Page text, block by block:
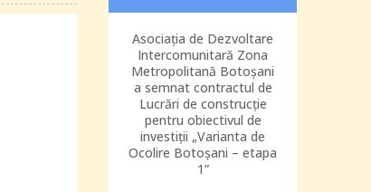
Asociația de Dezvoltare
Intercomunitară Zona
Metropolitană Botoșani
a semnat contractul de
Lucrări de construcție
pentru obiectivul de
investiții „Varianta de
Ocolire Botoșani – etapa
1”